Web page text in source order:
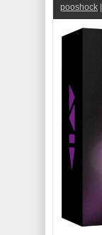
pooshock